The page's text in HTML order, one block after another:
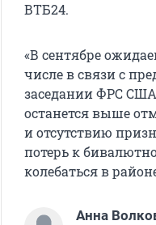
ВТБ24.
«В сентябре
числе в связи с
заседании ФРС США
останется выше
и отсутствию
потерь к
колебаться в
Анна